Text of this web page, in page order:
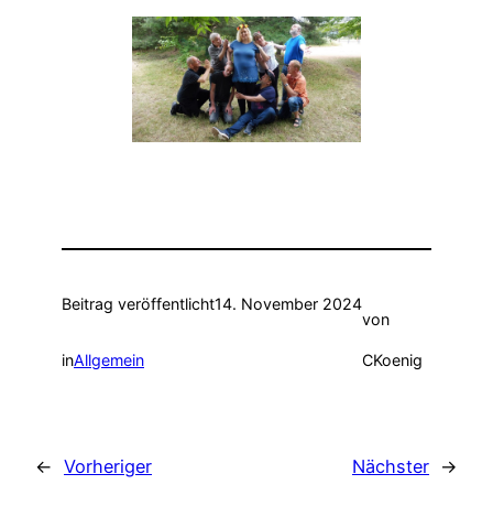
Beitrag veröffentlicht14. November 2024
inAllgemein
von
CKoenig
← Vorheriger Nächster →